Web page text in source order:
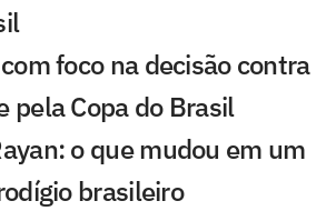
foco na decisão contra
pela Copa do Brasil
o que mudou em um
brasileiro